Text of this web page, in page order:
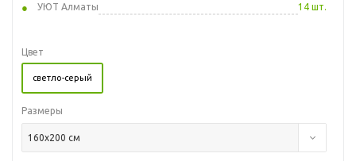
УЮТ Алматы
14 шт.
Цвет
светло-серый
Размеры
160x200 см